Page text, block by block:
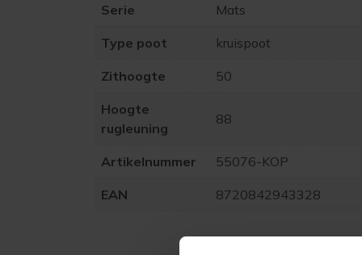
Serie Mats
Type poot kruispoot
Zithoogte 50
Hoogte
rugleuning
88
Artikelnummer 55076-KOP
EAN 8720842943328